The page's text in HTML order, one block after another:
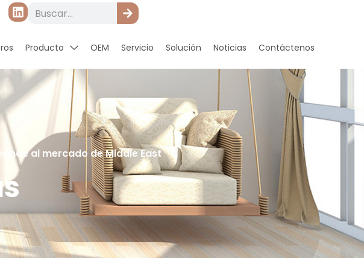
Producto OEM Servicio Solución Noticias Contáctenos
al mercado de Middle East